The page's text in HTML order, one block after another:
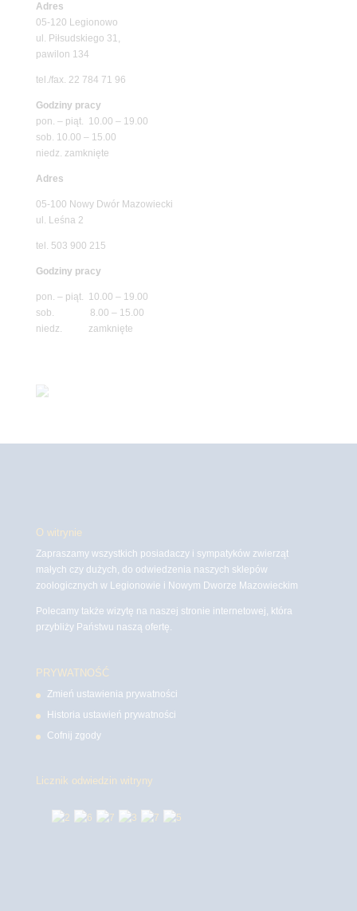
Adres
05-120 Legionowo
ul. Piłsudskiego 31,
pawilon 134
tel./fax. 22 784 71 96
Godziny pracy
pon. – piąt. 10.00 – 19.00
sob. 10.00 – 15.00
niedz. zamknięte
Adres
05-100 Nowy Dwór Mazowiecki
ul. Leśna 2
tel. 503 900 215
Godziny pracy
pon. – piąt. 10.00 – 19.00
sob. 8.00 – 15.00
niedz. zamknięte
O witrynie
Zapraszamy wszystkich posiadaczy i sympatyków zwierząt
małych czy dużych, do odwiedzenia naszych sklepów
zoologicznych w Legionowie i Nowym Dworze Mazowieckim
Polecamy także wizytę na naszej stronie internetowej, która
przybliży Państwu naszą ofertę.
PRYWATNOŚĆ
Zmień ustawienia prywatności
Historia ustawień prywatności
Cofnij zgody
Licznik odwiedzin witryny